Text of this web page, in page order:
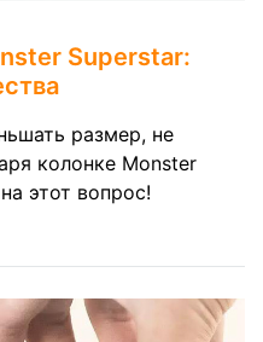
Superstar:
размер, не
колонке Monster
этот вопрос!